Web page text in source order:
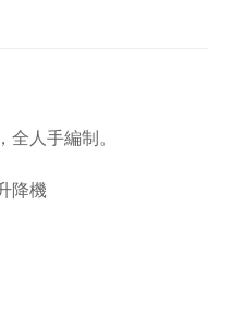
人手編制。
降機